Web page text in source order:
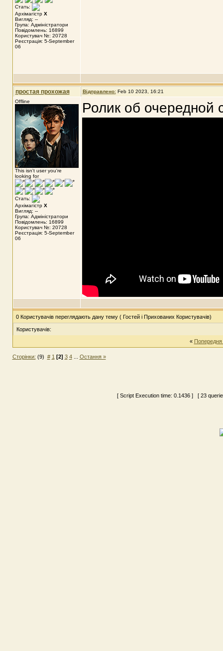
Стать:
Архімагістр X
Вигляд: --
Група: Адміністратори
Повідомлень: 16899
Користувач №: 20728
Реєстрація: 5-September
06
простая прохожая Відправлено: Feb 10 2023, 16:21
Offline
This isn't user you're
looking for
Стать:
Архімагістр X
Вигляд: --
Група: Адміністратори
Повідомлень: 16899
Користувач №: 20728
Реєстрація: 5-September
06
Ролик об очередной
0 Користувачів переглядають дану тему ( Гостей і Прихованих Користувачів)
Користувачів:
«
Сторінки: (9) # 1 [2] 3 4... Остання »
[ Script Execution time: 0.1436 ] [ 23